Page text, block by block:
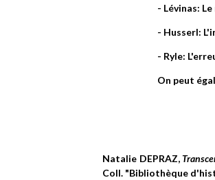
- Lévinas:
- Husserl:
- Ryle:
On peut
Natalie DEPRAZ,
Coll. "Bibliothèque